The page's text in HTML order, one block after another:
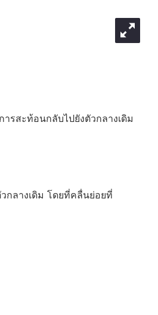
สะท้อนกลับไปยังตัวกลางเดิม
กลางเดิม โดยที่คลื่นย่อยที่